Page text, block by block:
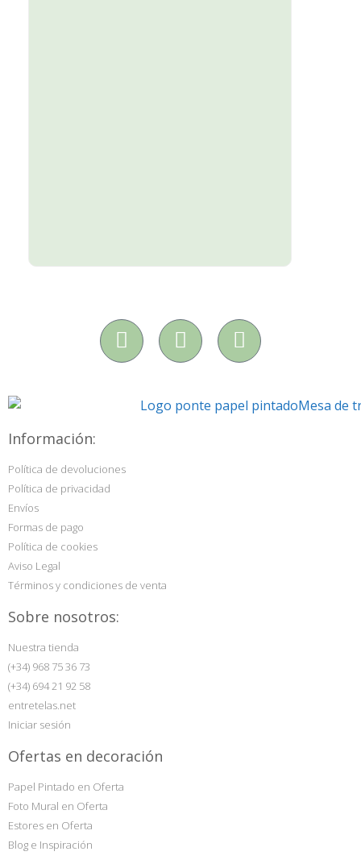
Información:
Política de devoluciones
Política de privacidad
Envíos
Formas de pago
Política de cookies
Aviso Legal
Términos y condiciones de venta
Sobre nosotros:
Nuestra tienda
(+34) 968 75 36 73
(+34) 694 21 92 58
entretelas.net
Iniciar sesión
Ofertas en decoración
Papel Pintado en Oferta
Foto Mural en Oferta
Estores en Oferta
Blog e Inspiración